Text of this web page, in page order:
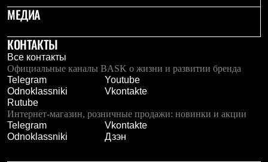
Куртки
Брюки
Утепленная пухом
Комбинезоны
Куртки
Брюки
Утепленная синтетикой
Комбинезоны
Куртки
Брюки
Лёгкая одежда
Футболки
МЕДИА
КОНТАКТЫ
Все контакты
Официальные каналы BASK о жизни и развитии бренда
Telegram
Youtube
Odnoklassniki
Vkontakte
Rutube
Интернет-магазин, розничные продажи: новинки и акции
Telegram
Vkontakte
Odnoklassniki
Дзэн